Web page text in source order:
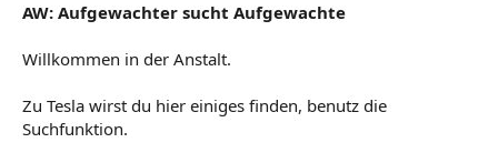
AW: Aufgewachter sucht Aufgewachte
Willkommen in der Anstalt.
Zu Tesla wirst du hier einiges finden, benutz die
Suchfunktion.